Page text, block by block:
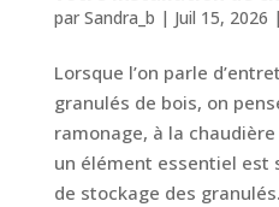
par Sandra_b | Juil 15, 2026 |
Lorsque l’on parle
granulés de bois, on
ramonage, à la
un élément essentiel est
de stockage des